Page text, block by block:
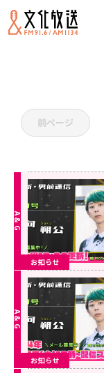
前ページ
お知らせ
お知らせ